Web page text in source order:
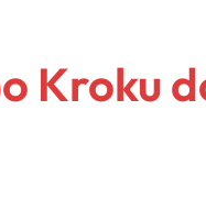
Kroku